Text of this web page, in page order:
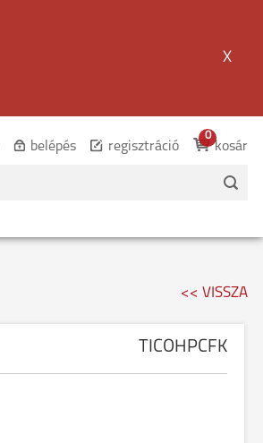
X
belépés regisztráció kosár
0
<< VISSZA
TICOHPCFK